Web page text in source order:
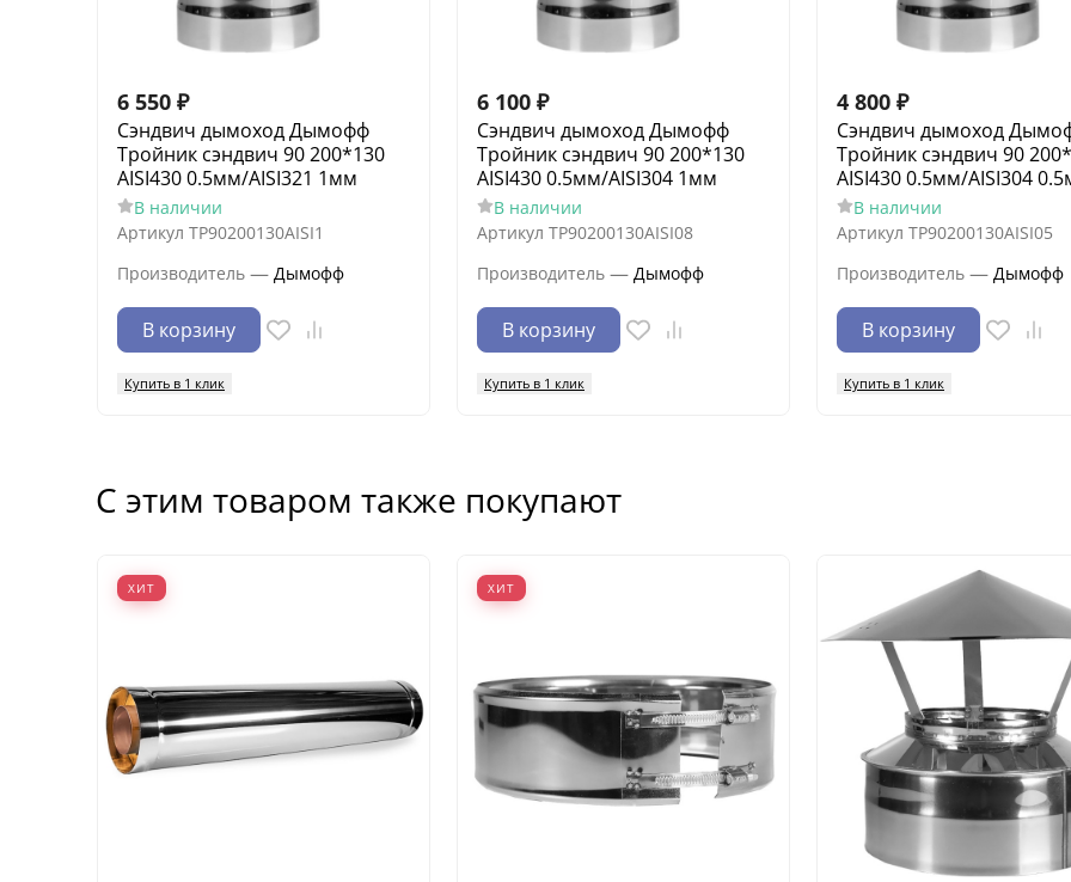
6 550 ₽
Сэндвич дымоход Дымофф
Тройник сэндвич 90 200*130
AISI430 0.5мм/AISI321 1мм
В наличии
Артикул ТР90200130AISI1
Производитель — Дымофф
В корзину
Купить в 1 клик
6 100 ₽
Сэндвич дымоход Дымофф
Тройник сэндвич 90 200*130
AISI430 0.5мм/AISI304 1мм
В наличии
Артикул ТР90200130AISI08
Производитель — Дымофф
В корзину
Купить в 1 клик
4 800 ₽
Сэндвич дымоход
Тройник сэндвич 90
AISI430 0.5мм/AISI304
В наличии
Артикул ТР90200130AISI05
Производитель — Дымофф
В корзину
Купить в 1 клик
С этим товаром также покупают
ХИТ ХИТ